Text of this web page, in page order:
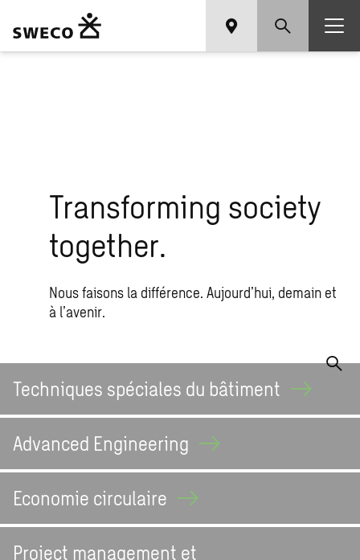
Transforming society
together.
Nous faisons la différence. Aujourd’hui, demain et
à l’avenir.
Techniques spéciales du bâtiment
Advanced Engineering
Economie circulaire
Project management et